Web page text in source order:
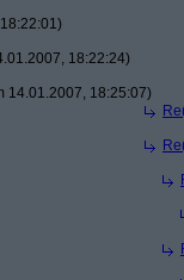
18:22:24)
14.01.2007, 18:25:07)